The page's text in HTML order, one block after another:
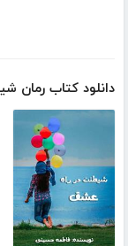
دانلود کتاب رمان